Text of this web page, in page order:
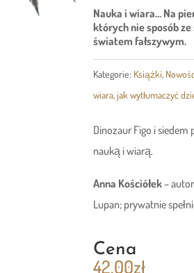
Nauka i wiara… Na
których nie sposób
światem fałszywym.
Kategorie: Książki,
wiara,jak wytłumaczyć
Dinozaur Figo i
nauką i wiarą.
Anna Kościółek–
Lupan; prywatnie
Cena
42,00zł